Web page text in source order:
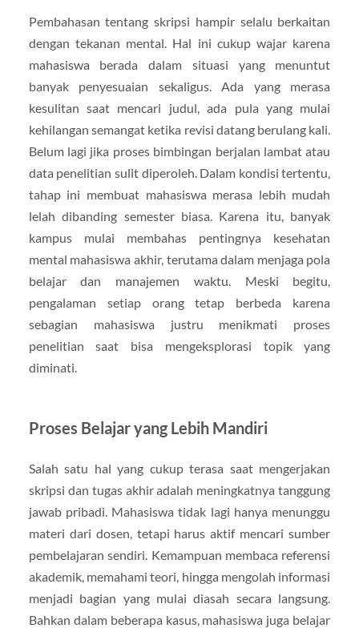
Pembahasan tentang skripsi hampir selalu berkaitan
dengan tekanan mental. Hal ini cukup wajar karena
mahasiswa berada dalam situasi yang menuntut
banyak penyesuaian sekaligus. Ada yang merasa
kesulitan saat mencari judul, ada pula yang mulai
kehilangan semangat ketika revisi datang berulang kali.
Belum lagi jika proses bimbingan berjalan lambat atau
data penelitian sulit diperoleh. Dalam kondisi tertentu,
tahap ini membuat mahasiswa merasa lebih mudah
lelah dibanding semester biasa. Karena itu, banyak
kampus mulai membahas pentingnya kesehatan
mental mahasiswa akhir, terutama dalam menjaga pola
belajar dan manajemen waktu. Meski begitu,
pengalaman setiap orang tetap berbeda karena
sebagian mahasiswa justru menikmati proses
penelitian saat bisa mengeksplorasi topik yang
diminati.
Proses Belajar yang Lebih Mandiri
Salah satu hal yang cukup terasa saat mengerjakan
skripsi dan tugas akhir adalah meningkatnya tanggung
jawab pribadi. Mahasiswa tidak lagi hanya menunggu
materi dari dosen, tetapi harus aktif mencari sumber
pembelajaran sendiri. Kemampuan membaca referensi
akademik, memahami teori, hingga mengolah informasi
menjadi bagian yang mulai diasah secara langsung.
Bahkan dalam beberapa kasus, mahasiswa juga belajar